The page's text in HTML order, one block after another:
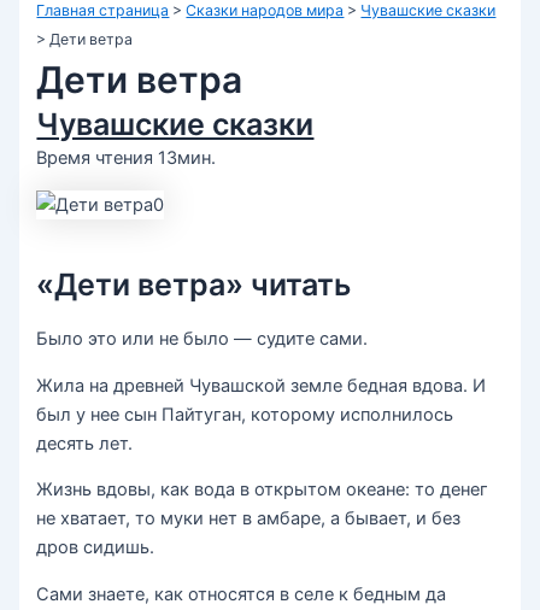
Главная страница >Сказки народов мира > Чувашские сказки
>Дети ветра
Дети ветра
Чувашские сказки
Время чтения 13мин.
«Дети ветра» читать
Было это или не было — судите сами.
Жила на древней Чувашской земле бедная вдова. И
был у нее сын Пайтуган, которому исполнилось
десять лет.
Жизнь вдовы, как вода в открытом океане: то денег
не хватает, то муки нет в амбаре, а бывает, и без
дров сидишь.
Сами знаете, как относятся в селе к бедным да